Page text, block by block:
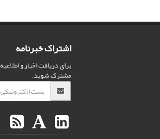
اشتراک خبرنامه
برای دریافت اخبار و
مشترک شوید.